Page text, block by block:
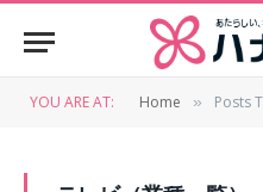
YOU ARE AT: Home » Posts